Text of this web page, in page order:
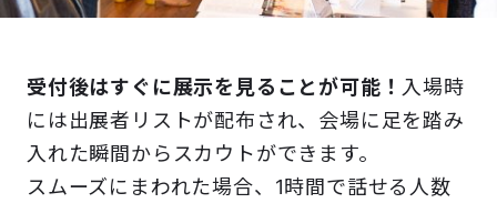
受付後はすぐに展示を見ることが可能！ 入場時
には出展者リストが配布され、会場に足を踏み
入れた瞬間からスカウトができます。
スムーズにまわれた場合、1時間で話せる人数